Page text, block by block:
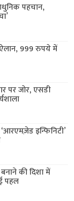
पहचान,
999 रुपये में
पर जोर, एसडी
इन्फिनिटी’
की दिशा में
पहल